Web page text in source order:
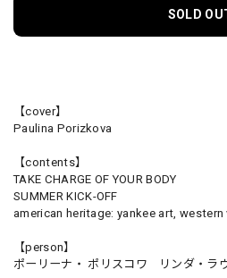
SOLD
【cover】
Paulina Porizkova
【contents】
TAKE CHARGE OF YOUR BODY
SUMMER KICK-OFF
american heritage: yankee art,
【person】
ポーリーナ・ ポリスコワ リンダ・ラ